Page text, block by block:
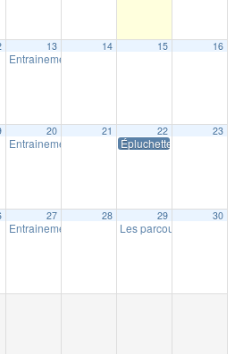
18:30
19 – Course # 4
13
Entrainement extérieur à Shawinigan
14 15 16
18:30
20
Entrainement extérieur à Shawinigan
21 22
Épluchette Milpat
23
18:30
27
Entrainement extérieur à Shawinigan
28 29
Les parcours Milpat
30